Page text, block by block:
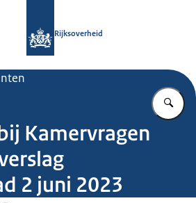
Rijksoverheid
Kamervragen
2 juni 2023